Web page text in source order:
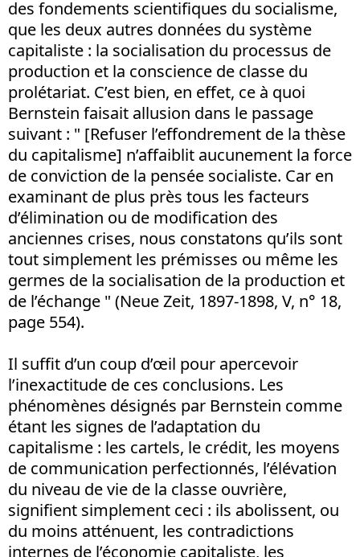
des fondements scientifiques du socialisme,
que les deux autres données du système
capitaliste : la socialisation du processus de
production et la conscience de classe du
prolétariat. C’est bien, en effet, ce à quoi
Bernstein faisait allusion dans le passage
suivant : " [Refuser l’effondrement de la thèse
du capitalisme] n’affaiblit aucunement la force
de conviction de la pensée socialiste. Car en
examinant de plus près tous les facteurs
d’élimination ou de modification des
anciennes crises, nous constatons qu’ils sont
tout simplement les prémisses ou même les
germes de la socialisation de la production et
de l’échange " (Neue Zeit, 1897-1898, V, n° 18,
page 554).
Il suffit d’un coup d’œil pour apercevoir
l’inexactitude de ces conclusions. Les
phénomènes désignés par Bernstein comme
étant les signes de l’adaptation du
capitalisme : les cartels, le crédit, les moyens
de communication perfectionnés, l’élévation
du niveau de vie de la classe ouvrière,
signifient simplement ceci : ils abolissent, ou
du moins atténuent, les contradictions
internes de l’économie capitaliste, les